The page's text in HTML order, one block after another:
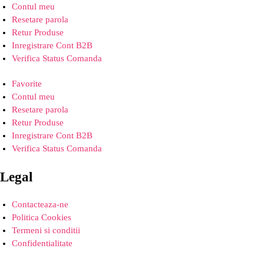
Contul meu
Resetare parola
Retur Produse
Inregistrare Cont B2B
Verifica Status Comanda
Favorite
Contul meu
Resetare parola
Retur Produse
Inregistrare Cont B2B
Verifica Status Comanda
Legal
Contacteaza-ne
Politica Cookies
Termeni si conditii
Confidentialitate